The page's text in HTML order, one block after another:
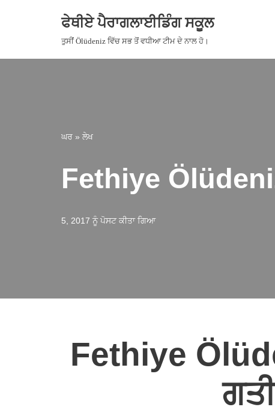
ਫੇਥੀਏ ਪੈਰਾਗਲਾਈਡਿੰਗ ਸਕੂਲ
ਤੁਸੀਂ Ölüdeniz ਵਿੱਚ ਸਭ ਤੋਂ ਵਧੀਆ ਟੀਮ ਦੇ ਨਾਲ ਹੋ।
ਘਰ » ਲੇਖ
Fethiye
5, 2017 ਨੂੰ ਪੋਸਟ ਕੀਤਾ ਗਿਆ
Fethiye